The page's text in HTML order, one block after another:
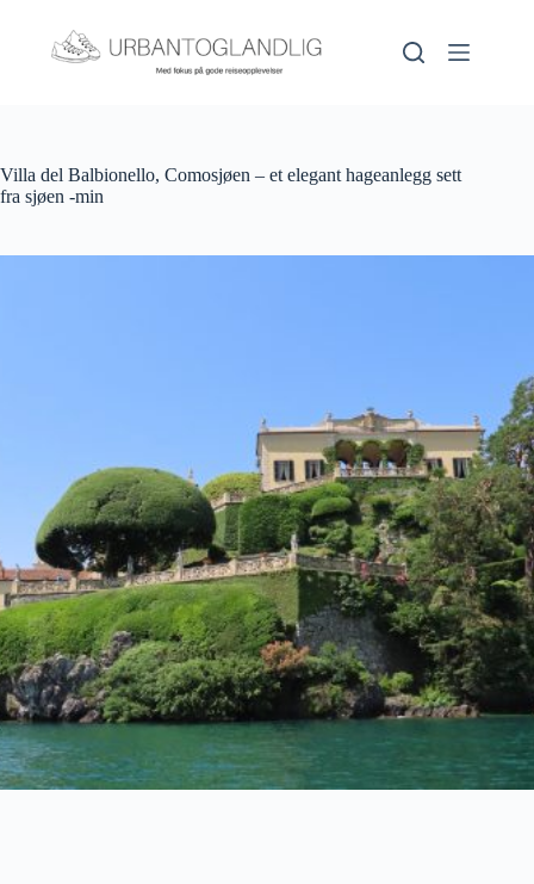
innholdet
Villa del Balbionello, Comosjøen – et elegant hageanlegg sett
fra sjøen -min